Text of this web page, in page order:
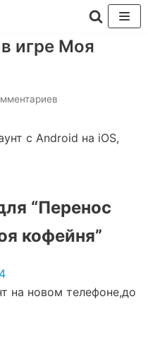
игре Моя
с Android на iOS,
“Перенос
кофейня”
на новом телефоне,до